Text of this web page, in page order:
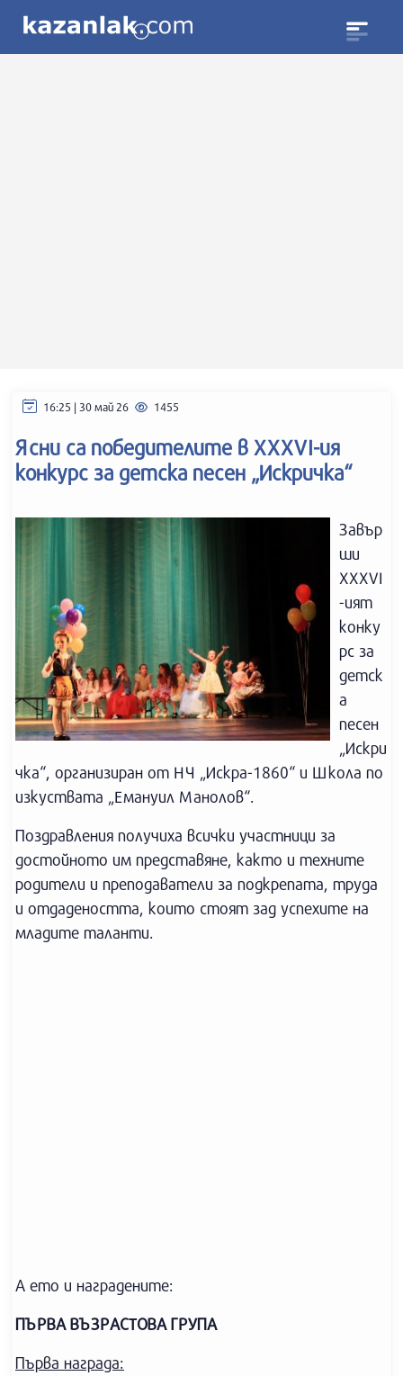
16:25 | 30 май 26 1455
Ясни са победителите в XXXVI-ия
конкурс за детска песен „Искричка“
Завър
ши
XXXVI
-ият
конку
рс за
детск
а
песен
„Искри
чка“, организиран от НЧ „Искра-1860“ и Школа по
изкуствата „Емануил Манолов“.
Поздравления получиха всички участници за
достойното им представяне, както и техните
родители и преподаватели за подкрепата, труда
и отдадеността, които стоят зад успехите на
младите таланти.
А ето и наградените:
ПЪРВА ВЪЗРАСТОВА ГРУПА
Първа награда: